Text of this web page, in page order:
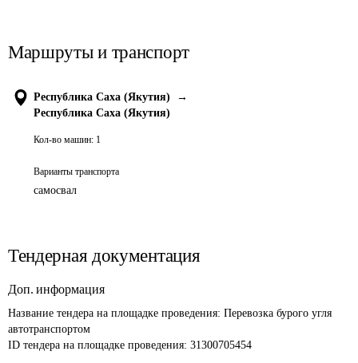
Маршруты и транспорт
Республика Саха (Якутия)
→
Республика Саха (Якутия)
Кол-во машин: 1
Варианты транспорта
самосвал
Тендерная документация
Доп. информация
Название тендера на площадке проведения: Перевозка бурого угля
автотранспортом
ID тендера на площадке проведения: 31300705454